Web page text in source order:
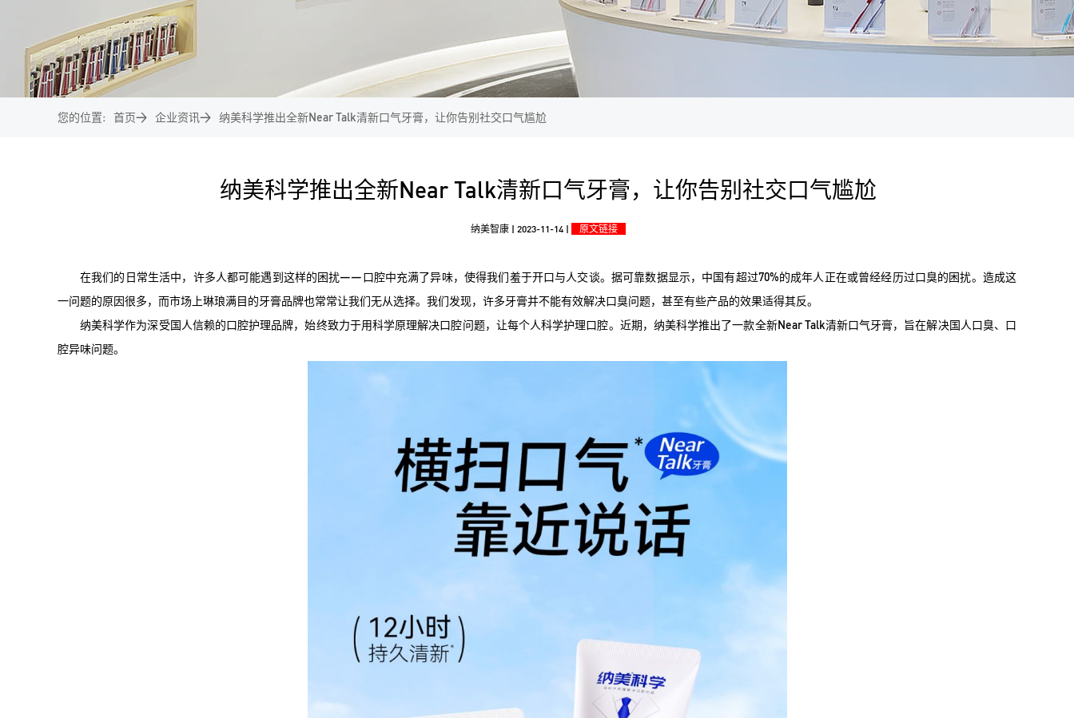
您的位置: 首页> 企业资讯> 纳美科学推出全新Near Talk清新口气牙膏，让你告别社交口气尴尬
纳美科学推出全新Near Talk清新口气牙膏，让你告别社交口气尴尬
纳美智康 | 2023-11-14 | 原文链接
在我们的日常生活中，许多人都可能遇到这样的困扰——口腔中充满了异味，使得我们羞于开口与人交谈。据可靠数据显示，中国有超过70%的成年人正在或曾经经历过口臭的困扰。造成这
一问题的原因很多，而市场上琳琅满目的牙膏品牌也常常让我们无从选择。我们发现，许多牙膏并不能有效解决口臭问题，甚至有些产品的效果适得其反。
纳美科学作为深受国人信赖的口腔护理品牌，始终致力于用科学原理解决口腔问题，让每个人科学护理口腔。近期，纳美科学推出了一款全新Near Talk清新口气牙膏，旨在解决国人口臭、口
腔异味问题。